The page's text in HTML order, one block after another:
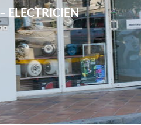
ELECTRICIEN